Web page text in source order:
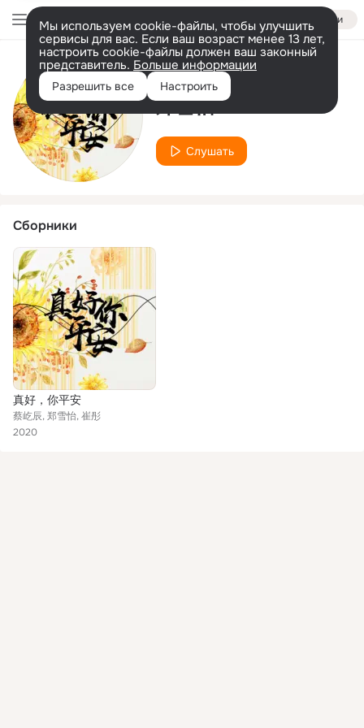
Войти
Мы используем cookie-файлы, чтобы улучшить
сервисы для вас. Если ваш возраст менее 13 лет,
настроить cookie-файлы должен ваш законный
представитель. Больше информации
Разрешить все Настроить
Исполнитель
郑雪怡
Слушать
Сборники
真好，你平安
蔡屹辰, 郑雪怡, 崔彤
2020